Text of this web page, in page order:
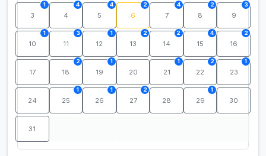
3
1
4
4
5
4
6
2
7
4
8
2
9
3
10
1
11
3
12
1
13
2
14
2
15
4
16
2
17 18
2
19
1
20 21
1
22
2
23
1
24 25
1
26
1
27
2
28 29
1
30
31